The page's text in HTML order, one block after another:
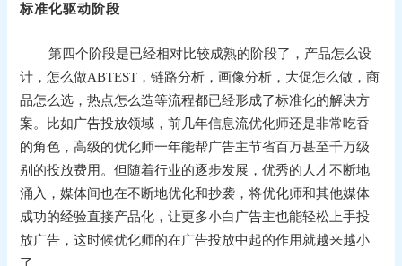
标准化驱动阶段
第四个阶段是已经相对比较成熟的阶段了，产品怎么设
计，怎么做ABTEST，链路分析，画像分析，大促怎么做，商
品怎么选，热点怎么造等流程都已经形成了标准化的解决方
案。比如广告投放领域，前几年信息流优化师还是非常吃香
的角色，高级的优化师一年能帮广告主节省百万甚至千万级
别的投放费用。但随着行业的逐步发展，优秀的人才不断地
涌入，媒体间也在不断地优化和抄袭，将优化师和其他媒体
成功的经验直接产品化，让更多小白广告主也能轻松上手投
放广告，这时候优化师的在广告投放中起的作用就越来越小